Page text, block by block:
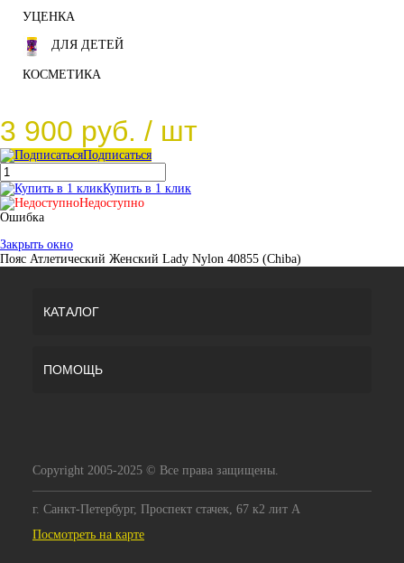
УЦЕНКА
ДЛЯ ДЕТЕЙ
КОСМЕТИКА
3 900 руб. / шт
Подписаться
Купить в 1 клик
Недоступно
Ошибка
Закрыть окно
Пояс Атлетический Женский Lady Nylon 40855 (Chiba)
КАТАЛОГ
ПОМОЩЬ
Copyright 2005-2025 © Все права защищены.
г. Санкт-Петербург, Проспект стачек, 67 к2 лит А
Посмотреть на карте